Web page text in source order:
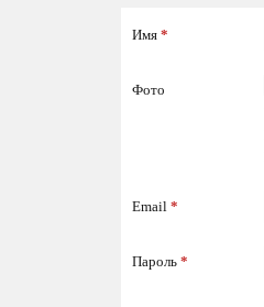
Имя *
Фото
Email *
Пароль *